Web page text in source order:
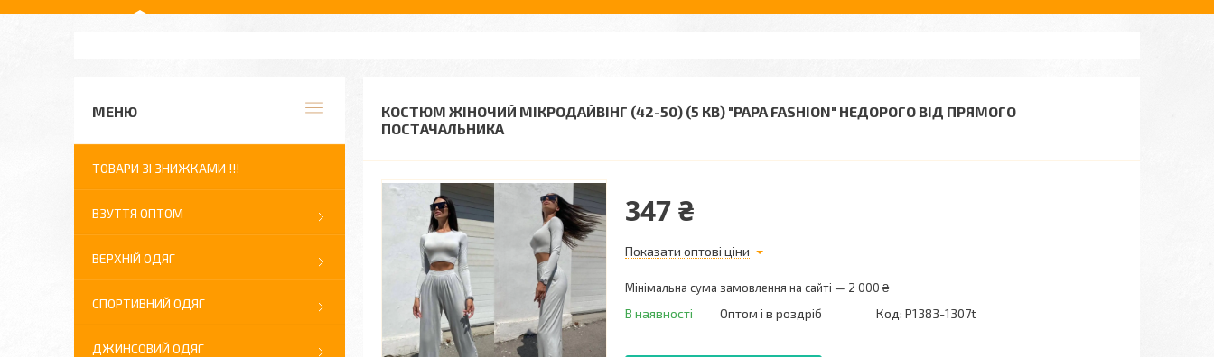
КОСТЮМ ЖІНОЧИЙ МІКРОДАЙВІНГ (42-50) (5 КВ) "PAPA FASHION" НЕДОРОГО ВІД ПРЯМОГО
ПОСТАЧАЛЬНИКА
347 ₴
Показати оптові ціни
Мінімальна сума замовлення на сайті — 2 000 ₴
В наявності Оптом і в роздріб Код: P1383-1307t
ТОВАРИ ЗІ ЗНИЖКАМИ !!!
ВЗУТТЯ ОПТОМ
ВЕРХНІЙ ОДЯГ
СПОРТИВНИЙ ОДЯГ
ДЖИНСОВИЙ ОДЯГ